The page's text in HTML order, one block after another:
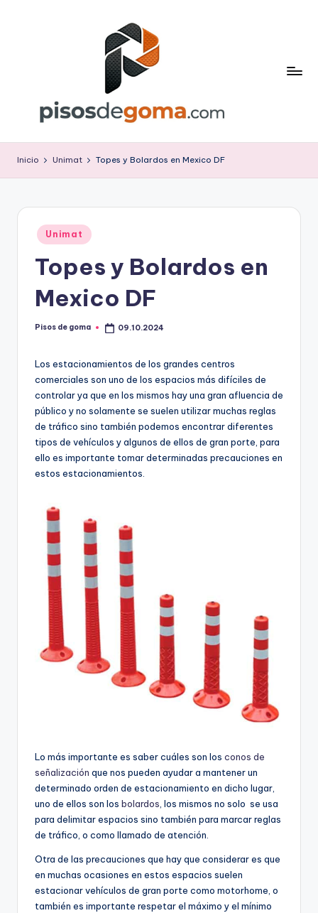
is
o
s
m
Inicio Unimat Topes y Bolardos en Mexico DF
Publicado
en
Unimat
Topes y Bolardos en
Mexico DF
Publicado
Pisos de goma 09.10.2024
Los estacionamientos de los grandes centros
comerciales son uno de los espacios más difíciles de
controlar ya que en los mismos hay una gran afluencia de
público y no solamente se suelen utilizar muchas reglas
de tráfico sino también podemos encontrar diferentes
tipos de vehículos y algunos de ellos de gran porte, para
ello es importante tomar determinadas precauciones en
estos estacionamientos.
Lo más importante es saber cuáles son los conos de
señalización que nos pueden ayudar a mantener un
determinado orden de estacionamiento en dicho lugar,
uno de ellos son los bolardos , los mismos no solo se usa
para delimitar espacios sino también para marcar reglas
de tráfico, o como llamado de atención.
Otra de las precauciones que hay que considerar es que
en muchas ocasiones en estos espacios suelen
estacionar vehículos de gran porte como motorhome, o
también es importante respetar el máximo y el mínimo